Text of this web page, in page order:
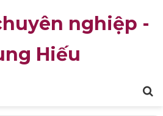
nghiệp -
Hiếu